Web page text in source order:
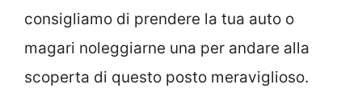
consigliamo di prendere la tua auto o
magari noleggiarne una per andare alla
scoperta di questo posto meraviglioso.